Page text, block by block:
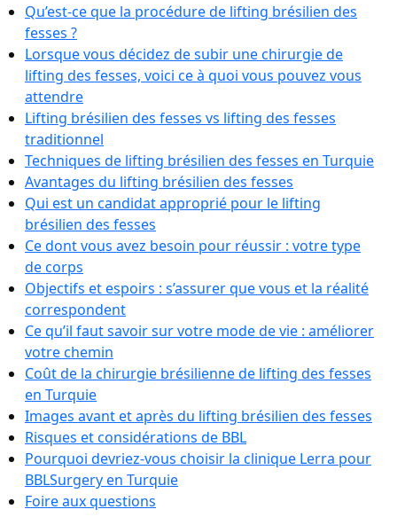
Qu’est-ce que la procédure de lifting brésilien des
fesses ?
Lorsque vous décidez de subir une chirurgie de
lifting des fesses, voici ce à quoi vous pouvez vous
attendre
Lifting brésilien des fesses vs lifting des fesses
traditionnel
Techniques de lifting brésilien des fesses en Turquie
Avantages du lifting brésilien des fesses
Qui est un candidat approprié pour le lifting
brésilien des fesses
Ce dont vous avez besoin pour réussir : votre type
de corps
Objectifs et espoirs : s’assurer que vous et la réalité
correspondent
Ce qu’il faut savoir sur votre mode de vie : améliorer
votre chemin
Coût de la chirurgie brésilienne de lifting des fesses
en Turquie
Images avant et après du lifting brésilien des fesses
Risques et considérations de BBL
Pourquoi devriez-vous choisir la clinique Lerra pour
BBLSurgery en Turquie
Foire aux questions